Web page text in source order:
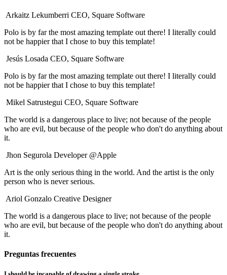
Arkaitz Lekumberri CEO, Square Software
Polo is by far the most amazing template out there! I literally could
not be happier that I chose to buy this template!
Jesús Losada CEO, Square Software
Polo is by far the most amazing template out there! I literally could
not be happier that I chose to buy this template!
Mikel Satrustegui CEO, Square Software
The world is a dangerous place to live; not because of the people
who are evil, but because of the people who don't do anything about
it.
Jhon Segurola Developer @Apple
Art is the only serious thing in the world. And the artist is the only
person who is never serious.
Ariol Gonzalo Creative Designer
The world is a dangerous place to live; not because of the people
who are evil, but because of the people who don't do anything about
it.
Preguntas frecuentes